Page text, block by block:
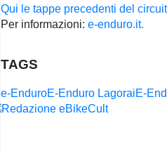
Qui le tappe precedenti del
Per informazioni: e-enduro.it.
TAGS
e-EnduroE-Enduro LagoraiE-